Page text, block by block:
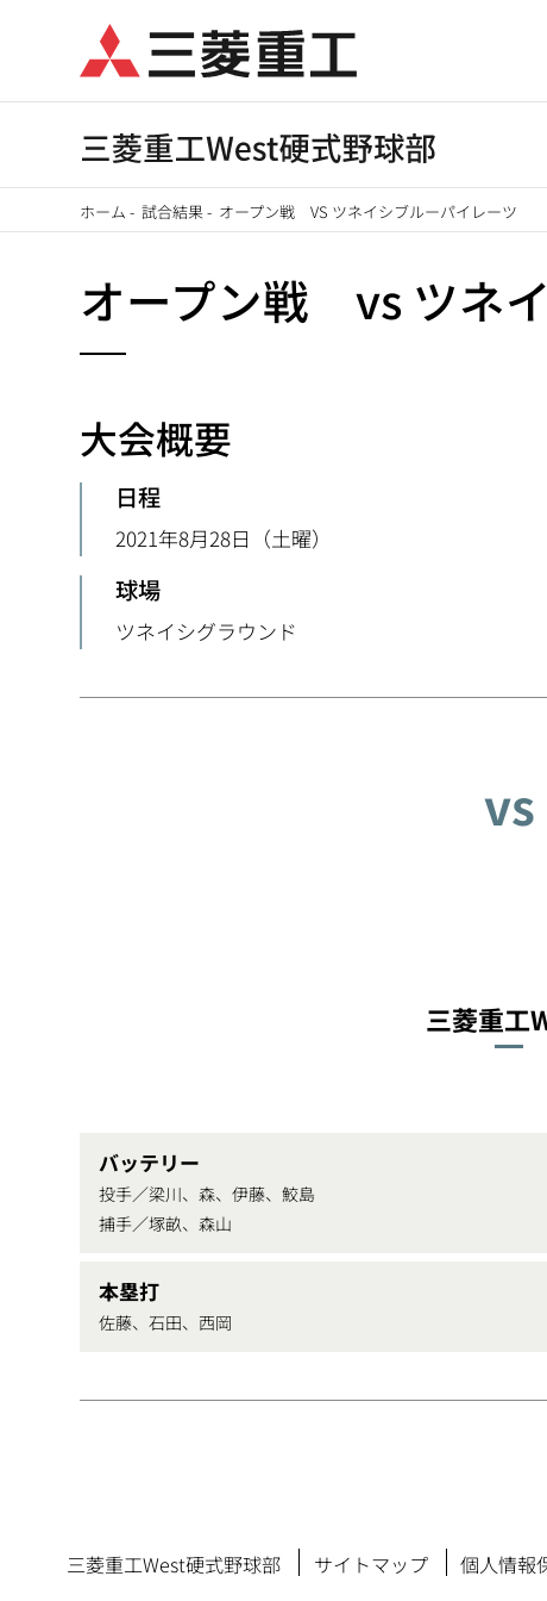
テ
ン
ホーム -試合結果 - オープン戦 VS ツネイシブルーパイレーツ
オープン戦 vs ツネ
大会概要
日程
2021年8月28日（土曜）
球場
ツネイシグラウンド
vs
三菱重工
バッテリー
投手／梁川、森、伊藤、鮫島
捕手／塚畝、森山
本塁打
佐藤、石田、西岡
三菱重工West硬式野球部 サイトマップ 個人情報